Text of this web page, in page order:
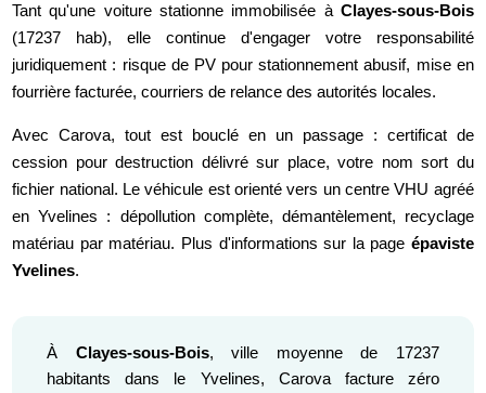
Tant qu'une voiture stationne immobilisée à Clayes-sous-Bois
(17237 hab), elle continue d'engager votre responsabilité
juridiquement : risque de PV pour stationnement abusif, mise en
fourrière facturée, courriers de relance des autorités locales.
Avec Carova, tout est bouclé en un passage : certificat de
cession pour destruction délivré sur place, votre nom sort du
fichier national. Le véhicule est orienté vers un centre VHU agréé
en Yvelines : dépollution complète, démantèlement, recyclage
matériau par matériau. Plus d'informations sur la page épaviste
Yvelines.
À Clayes-sous-Bois, ville moyenne de 17237
habitants dans le Yvelines, Carova facture zéro